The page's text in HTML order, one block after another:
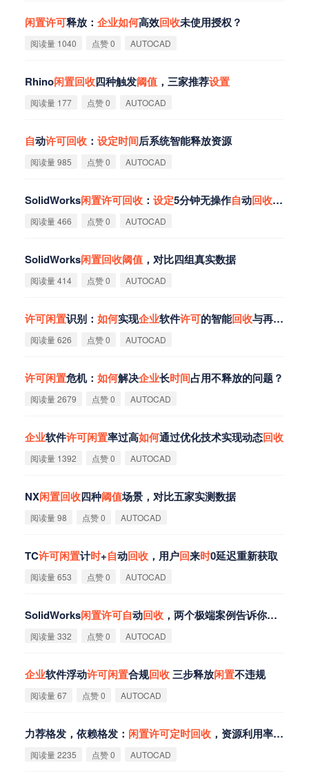
闲置许可释放： 企业如何高效回收未使用授权？
阅读量 1040 点赞 0 AUTOCAD
Rhino闲置回收四种触发阈值 ，三家推荐设置
阅读量 177 点赞 0 AUTOCAD
自动许可回收： 设定时间后系统智能释放资源
阅读量 985 点赞 0 AUTOCAD
SolidWorks闲置许可回收： 设定5分钟无操作自动回收，团队
阅读量 466 点赞 0 AUTOCAD
SolidWorks闲置回收阈值 ，对比四组真实数据
阅读量 414 点赞 0 AUTOCAD
许可闲置识别： 如何实现企业软件许可的智能回收与再分配？
阅读量 626 点赞 0 AUTOCAD
许可闲置危机： 如何解决企业长时间占用不释放的问题？
阅读量 2679 点赞 0 AUTOCAD
企业软件许可闲置率过高如何通过优化技术实现动态回收
阅读量 1392 点赞 0 AUTOCAD
NX闲置回收四种阈值场景，对比五家实测数据
阅读量 98 点赞 0 AUTOCAD
TC许可闲置计时+自动回收，用户回来时0延迟重新获取
阅读量 653 点赞 0 AUTOCAD
SolidWorks闲置许可自动回收，两个极端案例告诉你值
阅读量 332 点赞 0 AUTOCAD
企业软件浮动许可闲置合规回收三步释放闲置不违规
阅读量 67 点赞 0 AUTOCAD
力荐格发，依赖格发： 闲置许可定时回收，资源利用率最大化！
阅读量 2235 点赞 0 AUTOCAD